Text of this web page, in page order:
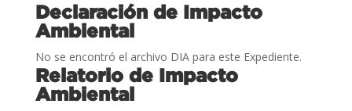
Declaración de Impacto
Ambiental
No se encontró el archivo DIA para este Expediente.
Relatorio de Impacto
Ambiental